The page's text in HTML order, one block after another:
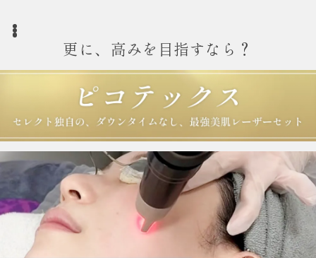
更に、高みを目指すなら？